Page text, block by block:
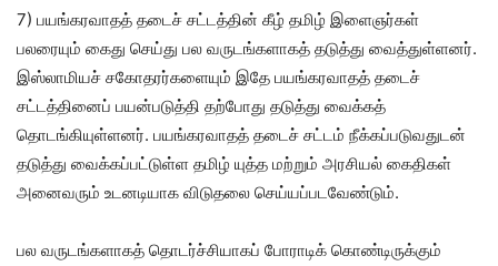
7) பயங்கரவாதத் தடைச் சட்டத்தின் கீழ் தமிழ் இளைஞர்கள்
பலரையும் கைது செய்து பல வருடங்களாகத் தடுத்து வைத்துள்ளனர்.
இஸ்லாமியச் சகோதரர்களையும் இதே பயங்கரவாதத் தடைச்
சட்டத்தினைப் பயன்படுத்தி தற்போது தடுத்து வைக்கத்
தொடங்கியுள்ளனர். பயங்கரவாதத் தடைச் சட்டம் நீக்கப்படுவதுடன்
தடுத்து வைக்கப்பட்டுள்ள தமிழ் யுத்த மற்றும் அரசியல் கைதிகள்
அனைவரும் உடனடியாக விடுதலை செய்யப்படவேண்டும்.
பல வருடங்களாகத் தொடர்ச்சியாகப் போராடிக் கொண்டிருக்கும்